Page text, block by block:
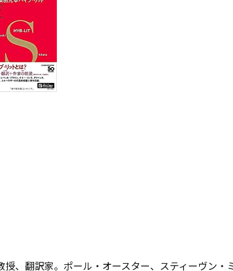
、翻訳家。ポール・オースター、スティーヴン・